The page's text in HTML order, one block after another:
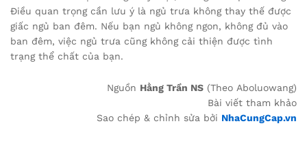
Điều quan trọng cần lưu ý là ngủ trưa không thay thế được
giấc ngủ ban đêm. Nếu bạn ngủ không ngon, không đủ vào
ban đêm, việc ngủ trưa cũng không cải thiện được tình
trạng thể chất của bạn.
Nguồn Hằng Trần NS (Theo Aboluowang)
Bài viết tham khảo
Sao chép & chỉnh sửa bởi NhaCungCap.vn